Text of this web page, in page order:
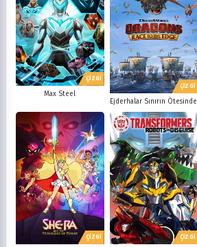
ÇİZGİ
Max Steel
ÇİZGİ
Ejderhalar Sınırın Ötesinde
ÇİZGİ ÇİZGİ